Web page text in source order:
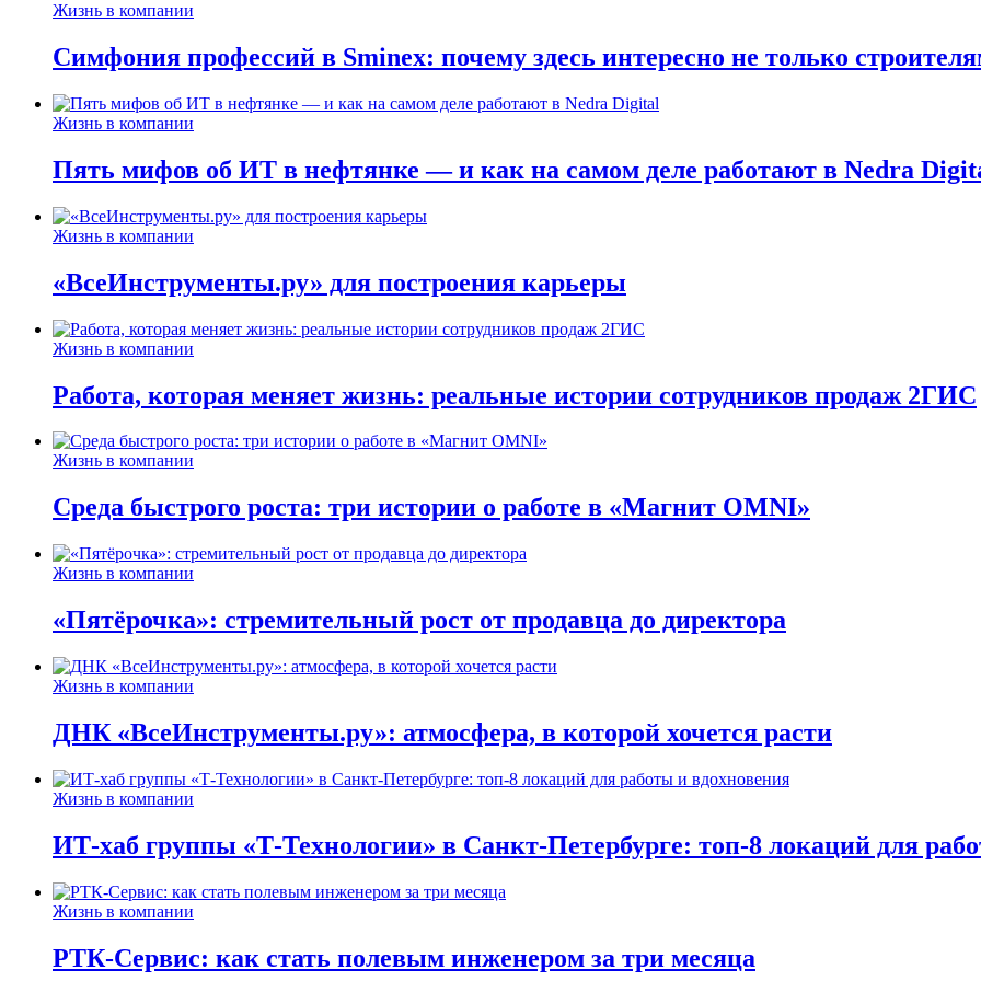
Жизнь в компании
Симфония профессий в Sminex: почему здесь интересно не только
Жизнь в компании
Пять мифов об ИТ в нефтянке — и как на самом деле работают в Nedra
Жизнь в компании
«ВсеИнструменты.ру» для построения карьеры
Жизнь в компании
Работа, которая меняет жизнь: реальные истории сотрудников продаж 2ГИС
Жизнь в компании
Среда быстрого роста: три истории о работе в «Магнит OMNI»
Жизнь в компании
«Пятёрочка»: стремительный рост от продавца до директора
Жизнь в компании
ДНК «ВсеИнструменты.ру»: атмосфера, в которой хочется расти
Жизнь в компании
ИТ-хаб группы «Т-Технологии» в Санкт-Петербурге: топ-8 локаций для
Жизнь в компании
РТК-Сервис: как стать полевым инженером за три месяца